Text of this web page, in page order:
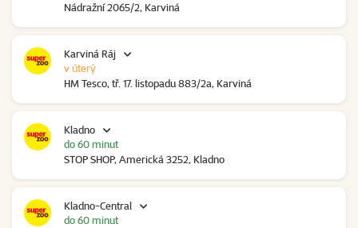
Nádražní 2065/2, Karviná
Karviná Ráj
HM Tesco, tř. 17. listopadu 883/2a, Karviná
v úterý
Kladno
STOP SHOP, Americká 3252, Kladno
do 60 minut
Kladno-Central
do 60 minut